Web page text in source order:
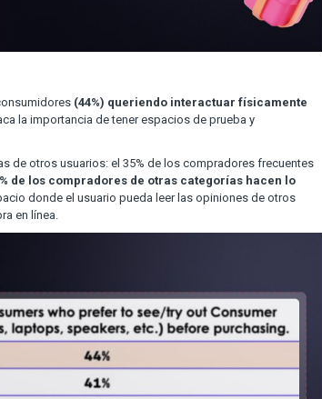
(44%) queriendo interactuar físicamente
la importancia de tener espacios de prueba y
de otros usuarios: el 35% de los compradores frecuentes
de los compradores de otras categorías hacen lo
donde el usuario pueda leer las opiniones de otros
en línea.